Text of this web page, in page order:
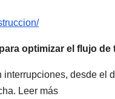
optimizar el flujo de
desde el
Leer más